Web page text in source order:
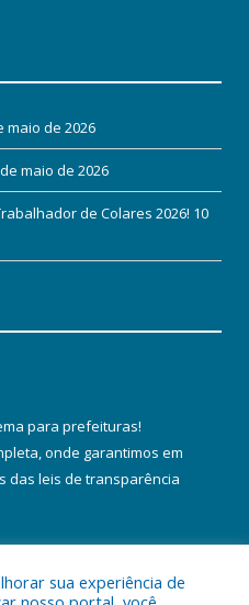
maio de 2026
maio de 2026
de Colares 2026! 10
para prefeituras!
onde garantimos em
das leis de transparência
sua experiência de